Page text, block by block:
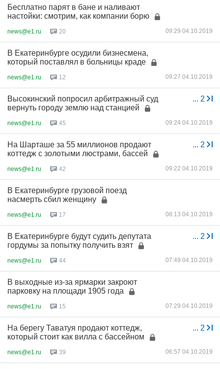
Бесплатно парят в бане и наливают
настойки: смотрим, как компании борю
news@e1.ru 20 09:29 04.10.2019
В Екатеринбурге осудили бизнесмена,
который поставлял в больницы краде
news@e1.ru 12 09:27 04.10.2019
... 2
Высокинский попросил арбитражный суд
вернуть городу землю над станцией
news@e1.ru 45 09:24 04.10.2019
... 2
На Шарташе за 55 миллионов продают
коттедж с золотыми люстрами, бассей
news@e1.ru 42 09:22 04.10.2019
В Екатеринбурге грузовой поезд
насмерть сбил женщину
news@e1.ru 17 08:13 04.10.2019
... 2
В Екатеринбурге будут судить депутата
гордумы за попытку получить взят
news@e1.ru 44 07:49 04.10.2019
В выходные из-за ярмарки закроют
парковку на площади 1905 года
news@e1.ru 15 07:29 04.10.2019
... 2
На берегу Таватуя продают коттедж,
который стоит как вилла с бассейном
news@e1.ru 39 06:57 04.10.2019